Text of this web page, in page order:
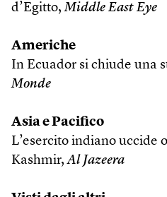
d’Egitto,Middle East Eye
Americhe
In Ecuador si chiude una
Monde
Asia e Pacifico
L’esercito indiano uccide
Kashmir,Al Jazeera